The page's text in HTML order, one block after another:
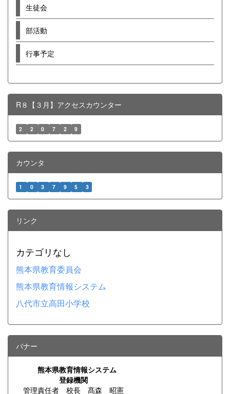
生徒会
部活動
行事予定
R８【３月】アクセスカウンター
2 2 0 7 2 9
カウンタ
1 0 3 7 9 5 3
リンク
カテゴリなし
熊本県教育委員会
熊本県教育情報システム
八代市立高田小学校
バナー
熊本県教育情報システム
登録機関
管理責任者 校長 髙森 昭憲